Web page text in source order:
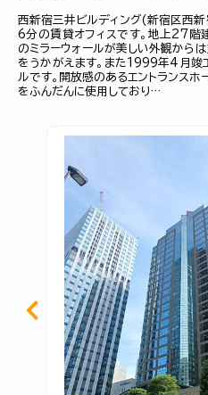
西新宿三井ビルディング(新宿区西
6分の賃貸オフィスです。地上27階
のミラーウォールが美しい外観から
をうかがえます。また1999年4月竣
ルです。開放感のあるエントランスホ
をふんだんに使用しており…